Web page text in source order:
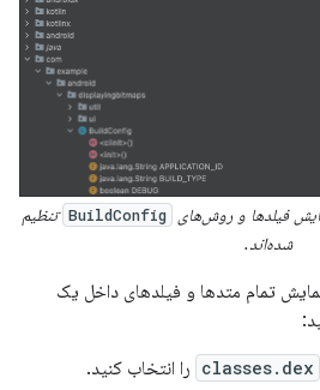
BuildConfig تنظیم
شده‌اند.
نمایش تمام متدها و فیلدهای داخل یک
classes.dex را انتخاب کنید.